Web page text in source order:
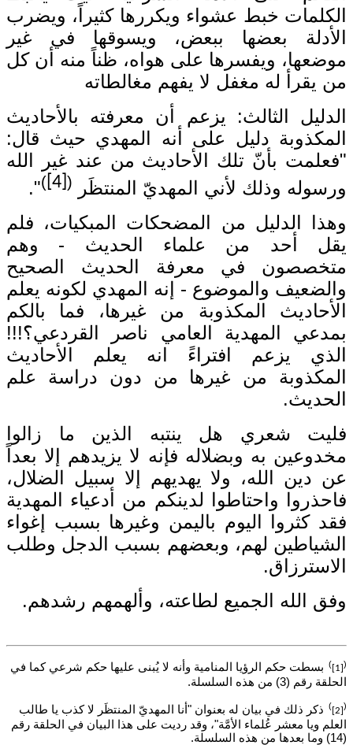
الكلمات خبط عشواء ويكررها كثيراً، ويضرب
الأدلة بعضها ببعض، ويسوقها في غير
موضعها، ويفسرها على هواه، ظناً منه أن كل
من يقرأ له مغفل لا يفهم مغالطاته
الدليل الثالث: يزعم أن معرفته بالأحاديث
المكذوبة دليل على أنه المهدي حيث قال:
"فعلمت بأنّ تلك الأحاديث من عند غير الله
ورسوله وذلك لأني المهديّ المنتظَر
(
)
".
وهذا الدليل من المضحكات المبكيات، فلم
يقل أحد من علماء الحديث - وهم
متخصصون في معرفة الحديث الصحيح
والضعيف والموضوع - إنه المهدي لكونه يعلم
الأحاديث المكذوبة من غيرها، فما بالكم
بمدعي المهدية العامي ناصر القردعي؟َ!!!
الذي يزعم افتراءً انه يعلم الأحاديث
المكذوبة من غيرها من دون دراسة علم
الحديث.
فليت شعري هل ينتبه الذين ما زالوا
مخدوعين به وبضلاله فإنه لا يزيدهم إلا بعداً
عن دين الله، ولا يهديهم إلا سبيل الضلال،
فاحذروا واحتاطوا لدينكم من أدعياء المهدية
فقد كثروا اليوم باليمن وغيرها بسبب إغواء
الشياطين لهم، وبعضهم بسبب الدجل وطلب
الاسترزاق.
وفق الله الجميع لطاعته، وألهمهم رشدهم.
(
) بسطت حكم الرؤيا المنامية وأنه لا يُبنى عليها حكم شرعي كما في
الحلقة رقم (3) من هذه السلسلة.
(
[2]
) ذكر ذلك في بيان له بعنوان "أنا المهديّ المنتظَر لا كذب يا طالب
العلم ويا معشر عُلماء الأمَّة"، وقد رديت على هذا البيان في الحلقة رقم
(14) وما بعدها من هذه السلسلة.